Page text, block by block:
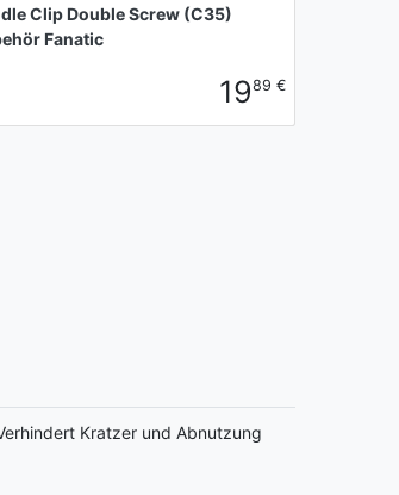
Clip Double Screw (C35)
Fanatic
1989 €
Kratzer und Abnutzung